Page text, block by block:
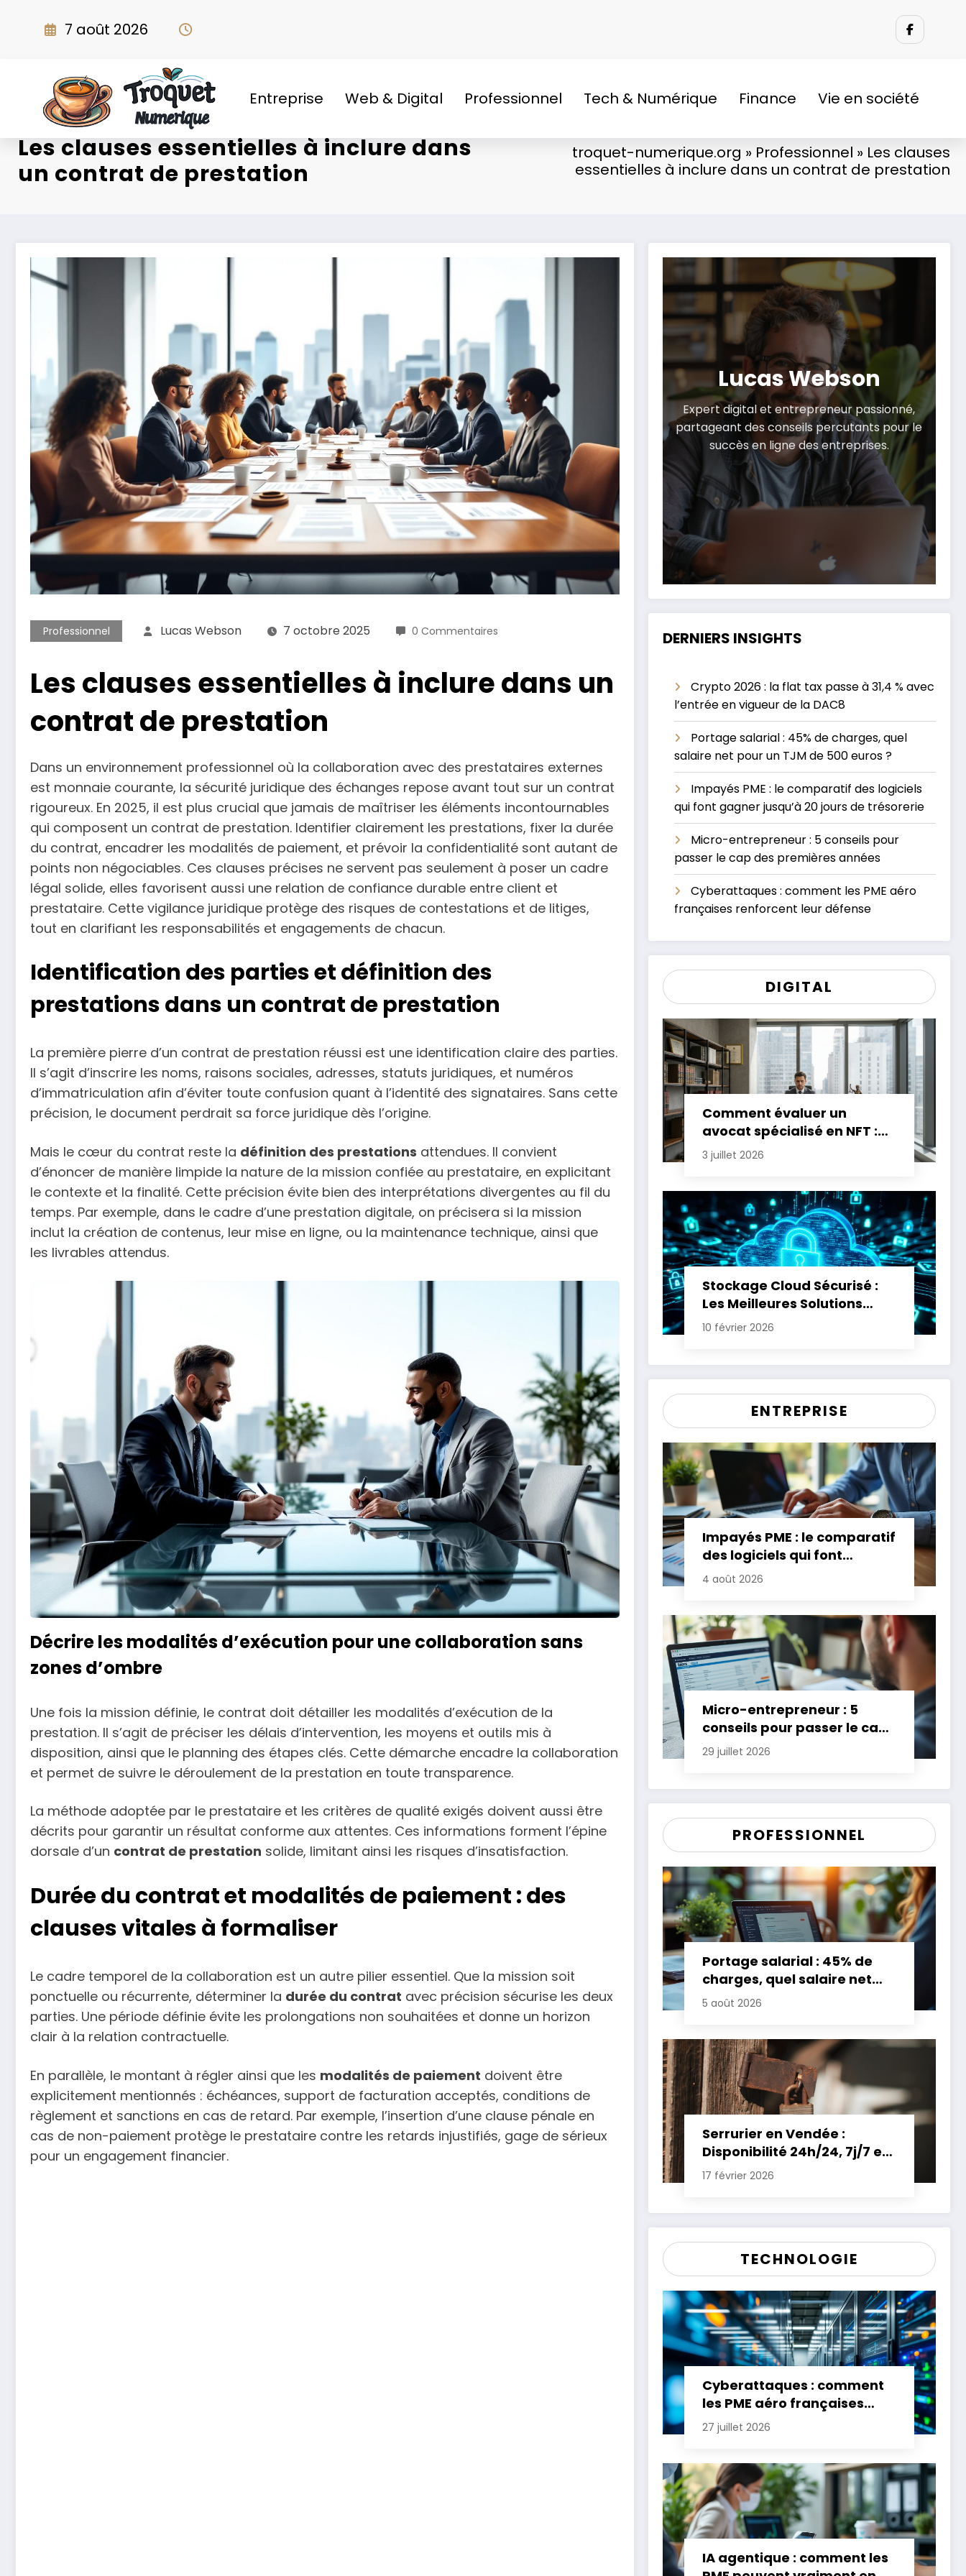
7 août 2026
Entreprise Web & Digital Professionnel Tech & Numérique Finance Vie en société
Les clauses essentielles à inclure dans
un contrat de prestation
troquet-numerique.org » Professionnel » Les clauses
essentielles à inclure dans un contrat de prestation
Professionnel Lucas Webson 7 octobre 2025 0 Commentaires
Les clauses essentielles à inclure dans un
contrat de prestation
Dans un environnement professionnel où la collaboration avec des prestataires externes
est monnaie courante, la sécurité juridique des échanges repose avant tout sur un contrat
rigoureux. En 2025, il est plus crucial que jamais de maîtriser les éléments incontournables
qui composent un contrat de prestation. Identifier clairement les prestations, fixer la durée
du contrat, encadrer les modalités de paiement, et prévoir la confidentialité sont autant de
points non négociables. Ces clauses précises ne servent pas seulement à poser un cadre
légal solide, elles favorisent aussi une relation de confiance durable entre client et
prestataire. Cette vigilance juridique protège des risques de contestations et de litiges,
tout en clarifiant les responsabilités et engagements de chacun.
Identification des parties et définition des
prestations dans un contrat de prestation
La première pierre d’un contrat de prestation réussi est une identification claire des parties.
Il s’agit d’inscrire les noms, raisons sociales, adresses, statuts juridiques, et numéros
d’immatriculation afin d’éviter toute confusion quant à l’identité des signataires. Sans cette
précision, le document perdrait sa force juridique dès l’origine.
Mais le cœur du contrat reste la définition des prestations attendues. Il convient
d’énoncer de manière limpide la nature de la mission confiée au prestataire, en explicitant
le contexte et la finalité. Cette précision évite bien des interprétations divergentes au fil du
temps. Par exemple, dans le cadre d’une prestation digitale, on précisera si la mission
inclut la création de contenus, leur mise en ligne, ou la maintenance technique, ainsi que
les livrables attendus.
Décrire les modalités d’exécution pour une collaboration sans
zones d’ombre
Une fois la mission définie, le contrat doit détailler les modalités d’exécution de la
prestation. Il s’agit de préciser les délais d’intervention, les moyens et outils mis à
disposition, ainsi que le planning des étapes clés. Cette démarche encadre la collaboration
et permet de suivre le déroulement de la prestation en toute transparence.
La méthode adoptée par le prestataire et les critères de qualité exigés doivent aussi être
décrits pour garantir un résultat conforme aux attentes. Ces informations forment l’épine
dorsale d’un contrat de prestation solide, limitant ainsi les risques d’insatisfaction.
Durée du contrat et modalités de paiement : des
clauses vitales à formaliser
Le cadre temporel de la collaboration est un autre pilier essentiel. Que la mission soit
ponctuelle ou récurrente, déterminer la durée du contrat avec précision sécurise les deux
parties. Une période définie évite les prolongations non souhaitées et donne un horizon
clair à la relation contractuelle.
En parallèle, le montant à régler ainsi que les modalités de paiement doivent être
explicitement mentionnés : échéances, support de facturation acceptés, conditions de
règlement et sanctions en cas de retard. Par exemple, l’insertion d’une clause pénale en
cas de non-paiement protège le prestataire contre les retards injustifiés, gage de sérieux
pour un engagement financier.
Lucas Webson
Expert digital et entrepreneur passionné,
partageant des conseils percutants pour le
succès en ligne des entreprises.
DERNIERS INSIGHTS
Crypto 2026 : la flat tax passe à 31,4 % avec
l’entrée en vigueur de la DAC8
Portage salarial : 45% de charges, quel
salaire net pour un TJM de 500 euros ?
Impayés PME : le comparatif des logiciels
qui font gagner jusqu’à 20 jours de trésorerie
Micro-entrepreneur : 5 conseils pour
passer le cap des premières années
Cyberattaques : comment les PME aéro
françaises renforcent leur défense
DIGITAL
Comment évaluer un
avocat spécialisé en NFT :
critères essentiels
3 juillet 2026
Stockage Cloud Sécurisé :
Les Meilleures Solutions
pour Protéger Vos Données
10 février 2026
ENTREPRISE
Impayés PME : le comparatif
des logiciels qui font
gagner jusqu’à 20 jours de
4 août 2026
Micro-entrepreneur : 5
conseils pour passer le cap
des premières années
29 juillet 2026
PROFESSIONNEL
Portage salarial : 45% de
charges, quel salaire net
pour un TJM de 500 euros ?
5 août 2026
Serrurier en Vendée :
Disponibilité 24h/24, 7j/7 et
Tarifs Clairs pour une
17 février 2026
TECHNOLOGIE
Cyberattaques : comment
les PME aéro françaises
renforcent leur défense
27 juillet 2026
IA agentique : comment les